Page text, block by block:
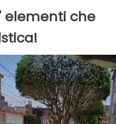
elementi che